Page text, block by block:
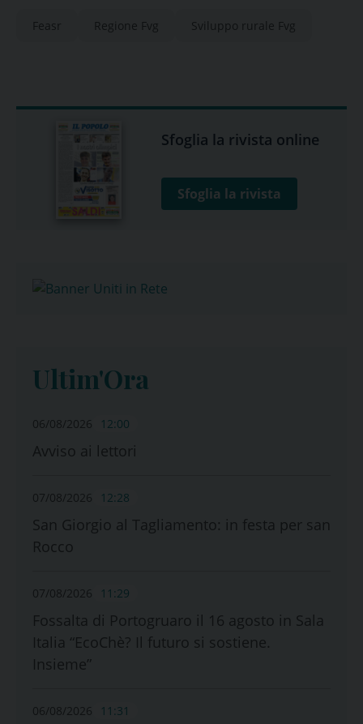
Feasr Regione Fvg Sviluppo rurale Fvg
Sfoglia la rivista online
Sfoglia la rivista
Ultim'Ora
06/08/2026 12:00
Avviso ai lettori
07/08/2026 12:28
San Giorgio al Tagliamento: in festa per san
Rocco
07/08/2026 11:29
Fossalta di Portogruaro il 16 agosto in Sala
Italia “EcoChè? Il futuro si sostiene.
Insieme”
06/08/2026 11:31